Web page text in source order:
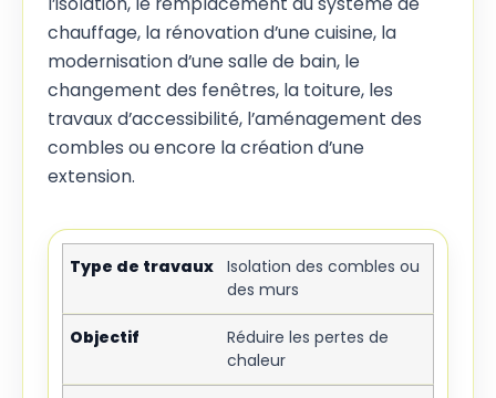
chauffage, la rénovation d’une cuisine, la
modernisation d’une salle de bain, le
changement des fenêtres, la toiture, les
travaux d’accessibilité, l’aménagement des
combles ou encore la création d’une
extension.
Isolation des combles ou
des murs
Réduire les pertes de
chaleur